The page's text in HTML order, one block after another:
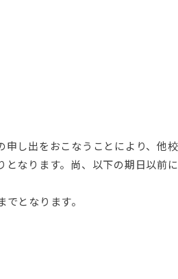
申し出をおこなうことにより、
なります。尚、以下の期日以前
となります。